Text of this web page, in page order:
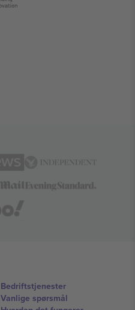
Bedriftstjenester
Vanlige spørsmål